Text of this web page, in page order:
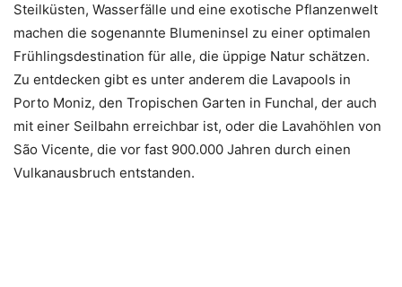
Steilküsten, Wasserfälle und eine exotische Pflanzenwelt
machen die sogenannte Blumeninsel zu einer optimalen
Frühlingsdestination für alle, die üppige Natur schätzen.
Zu entdecken gibt es unter anderem die Lavapools in
Porto Moniz, den Tropischen Garten in Funchal, der auch
mit einer Seilbahn erreichbar ist, oder die Lavahöhlen von
São Vicente, die vor fast 900.000 Jahren durch einen
Vulkanausbruch entstanden.